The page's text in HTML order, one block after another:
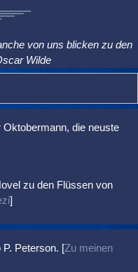
von uns blicken zu den
Wilde
die neuste
zu den Flüssen von
]
P. Peterson. [Zu meinen